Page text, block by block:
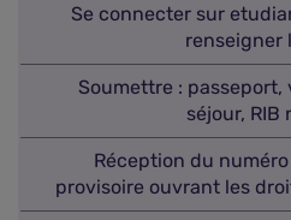
Se connecter sur
renseigner
Soumettre :
séjour,
Réception du
provisoire ouvrant les